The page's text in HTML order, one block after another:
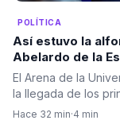
POLÍTICA
Así estuvo la
Abelardo de la
El Arena de la
la llegada de los
Hace 32 min·4 min